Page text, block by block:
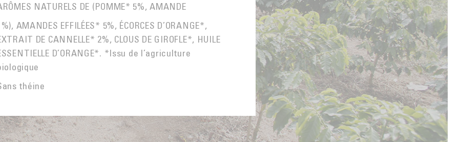
NATURELS DE (POMME* 5%, AMANDE
AMANDES EFFILÉES* 5%, ÉCORCES D’ORANGE*,
DE CANNELLE* 2%, CLOUS DE GIROFLE*, HUILE
D’ORANGE*. *Issu de l’agriculture
théine